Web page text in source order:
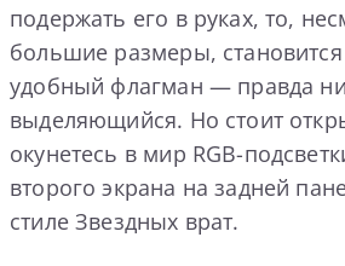
подержать его в руках, то,
большие размеры,
удобный флагман — правда
выделяющийся. Но стоит
окунетесь в мир RGB-
второго экрана на задней
стиле Звездных врат.